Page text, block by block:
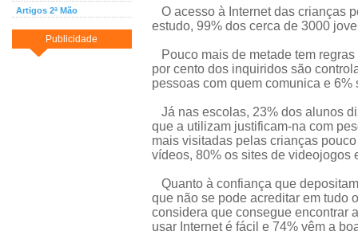
Artigos 2ª Mão
Publicidade
O acesso à Internet das crianças
estudo, 99% dos cerca de 3000
Pouco mais de metade tem
por cento dos inquiridos são
pessoas com quem comunica e
Já nas escolas, 23% dos alunos
que a utilizam justificam-na com
mais visitadas pelas crianças
vídeos, 80% os sites de videojogos
Quanto à confiança que
que não se pode acreditar em tudo
considera que consegue encontrar
usar Internet é fácil e 74% vêm a